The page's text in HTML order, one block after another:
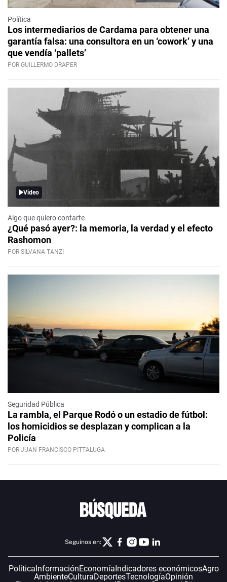
Política
Los intermediarios de Cardama para obtener una
garantía falsa: una consultora en un ‘cowork’ y una
que vendía ‘pallets’
POR GUILLERMO DRAPER
Video
Algo que quiero contarte
¿Qué pasó ayer?: la memoria, la verdad y el efecto
Rashomon
POR SILVANA TANZI
Seguridad Pública
La rambla, el Parque Rodó o un estadio de fútbol:
los homicidios se desplazan y complican a la
Policía
POR JUAN FRANCISCO PITTALUGA
Seguinos en:
Política InformaciónEconomía Indicadores económicosAgro
AmbienteCulturaDeportesTecnologíaOpinión